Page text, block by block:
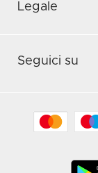
Legale
Seguici su